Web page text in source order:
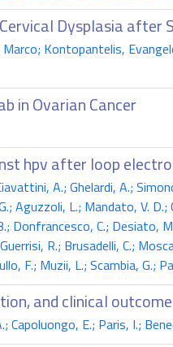
Dysplasia
Kontopantelis,
in Ovarian Cancer
hpv after loop
A.; Ghelardi, A.;
Aguzzoli, L.; Mandato, V.
Donfrancesco, C.; Desiato,
R.; Brusadelli, C.;
F.; Muzii, L.; Scambia, G.;
and clinical
E.; Paris, I.;